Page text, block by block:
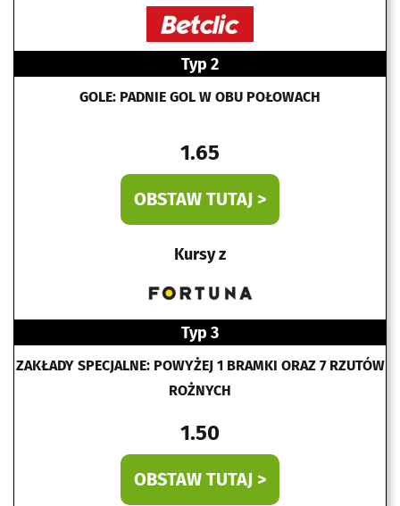
Typ 2
GOLE: PADNIE GOL W OBU POŁOWACH
1.65
OBSTAW TUTAJ >
Kursy z
Typ 3
ZAKŁADY SPECJALNE: POWYŻEJ 1 BRAMKI ORAZ 7 RZUTÓW
ROŻNYCH
1.50
OBSTAW TUTAJ >